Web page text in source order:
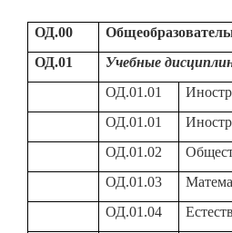
ОД.00
ОД.01
Учебные
ОД.01.01
ОД.01.01
ОД.01.02
ОД.01.03
ОД.01.04